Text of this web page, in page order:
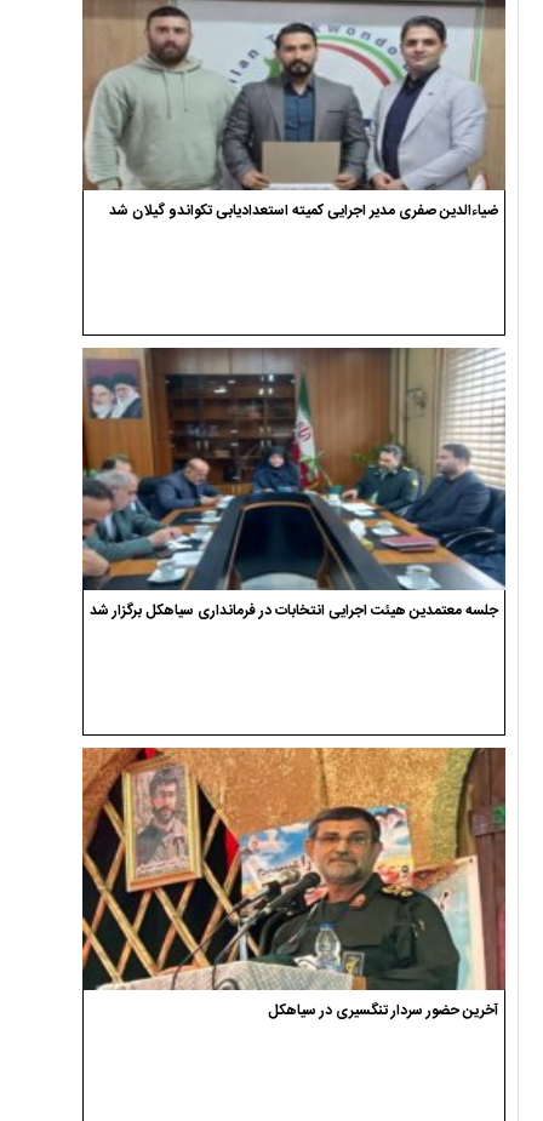
ضیاءالدین صفری مدیر اجرایی کمیته استعدادیابی تکواندو گیلان شد
جلسه معتمدین هیئت اجرایی انتخابات در فرمانداری سیاهکل برگزار شد
آخرین حضور سردار تنگسیری در سیاهکل